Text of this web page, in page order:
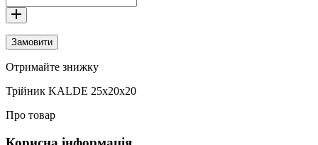
Замовити
Отримайте знижку
Трійник KALDE 25х20х20
Про товар